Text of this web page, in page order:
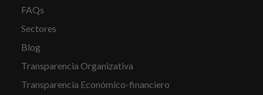
FAQs
Sectores
Blog
Transparencia Organizativa
Transparencia Económico-financiero